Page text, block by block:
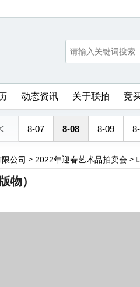
动态资讯 关于联拍 竞
8-07 8-08 8-09
公司 > 2022年迎春艺术品拍卖会 >
物）